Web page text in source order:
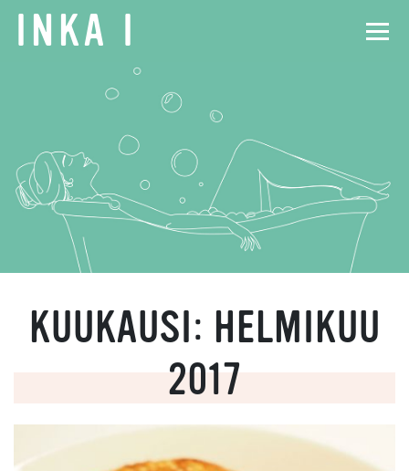
INKA I
KUUKAUSI: HELMIKUU
2017